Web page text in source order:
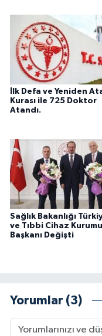
İlk Defa ve Yeniden
Kurası ile 725 Doktor
Atandı.
Sağlık Bakanlığı
ve Tıbbi Cihaz Kurumu
Başkanı Değişti
Yorumlar (3)